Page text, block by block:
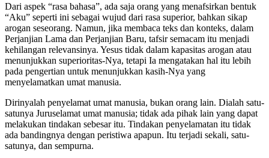
Dari aspek “rasa bahasa”, ada saja orang yang menafsirkan bentuk
“Aku” seperti ini sebagai wujud dari rasa superior, bahkan sikap
arogan seseorang. Namun, jika membaca teks dan konteks, dalam
Perjanjian Lama dan Perjanjian Baru, tafsir semacam itu menjadi
kehilangan relevansinya. Yesus tidak dalam kapasitas arogan atau
menunjukkan superioritas-Nya, tetapi Ia mengatakan hal itu lebih
pada pengertian untuk menunjukkan kasih-Nya yang
menyelamatkan umat manusia.
Dirinyalah penyelamat umat manusia, bukan orang lain. Dialah satu-
satunya Juruselamat umat manusia; tidak ada pihak lain yang dapat
melakukan tindakan sebesar itu. Tindakan penyelamatan itu tidak
ada bandingnya dengan peristiwa apapun. Itu terjadi sekali, satu-
satunya, dan sempurna.